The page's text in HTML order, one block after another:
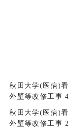
秋田大学(医病)
外壁等改修工事 4
秋田大学(医病)
外壁等改修工事 2